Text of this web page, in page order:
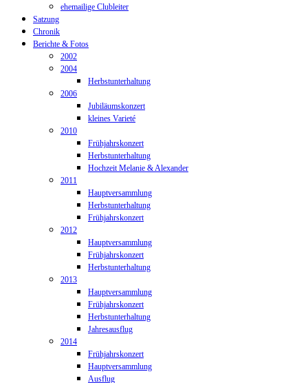
ehemailige Clubleiter
Satzung
Chronik
Berichte & Fotos
2002
2004
Herbstunterhaltung
2006
Jubiläumskonzert
kleines Varieté
2010
Frühjahrskonzert
Herbstunterhaltung
Hochzeit Melanie & Alexander
2011
Hauptversammlung
Herbstunterhaltung
Frühjahrskonzert
2012
Hauptversammlung
Frühjahrskonzert
Herbstunterhaltung
2013
Hauptversammlung
Frühjahrskonzert
Herbstunterhaltung
Jahresausflug
2014
Frühjahrskonzert
Hauptversammlung
Ausflug